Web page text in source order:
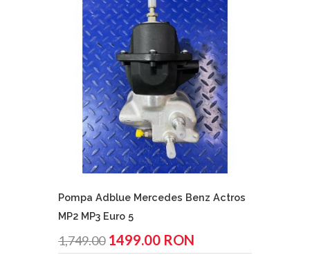
Pompa Adblue Mercedes Benz Actros
MP2 MP3 Euro 5
1,749.00 1499.00 RON